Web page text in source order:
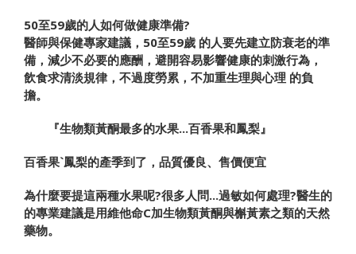
50至59歲的人如何做健康準備?
醫師與保健專家建議， 50至59歲 的人要先建立防衰老的準
備，減少不必要的應酬，避開容易影響健康的刺激行為，
飲食求清淡規律，不過度勞累，不加重生理與心理 的負
擔。
『生物類黃酮最多的水果...百香果和鳳梨』
百香果`鳳梨的產季到了，品質優良、售價便宜
為什麼要提這兩種水果呢?很多人問...過敏如何處理?醫生的
的專業建議是用維他命C加生物類黃酮與槲黃素之類的天然
藥物。